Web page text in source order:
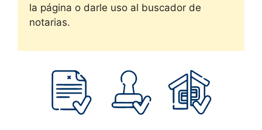
la página o darle uso al buscador de
notarias.